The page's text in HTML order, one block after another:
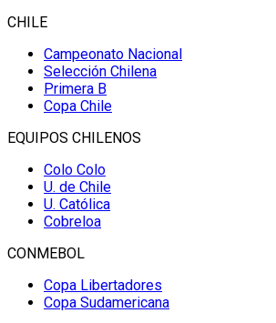
CHILE
Campeonato Nacional
Selección Chilena
Primera B
Copa Chile
EQUIPOS CHILENOS
Colo Colo
U. de Chile
U. Católica
Cobreloa
CONMEBOL
Copa Libertadores
Copa Sudamericana